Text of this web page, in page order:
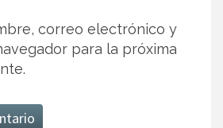
correo electrónico y
para la próxima